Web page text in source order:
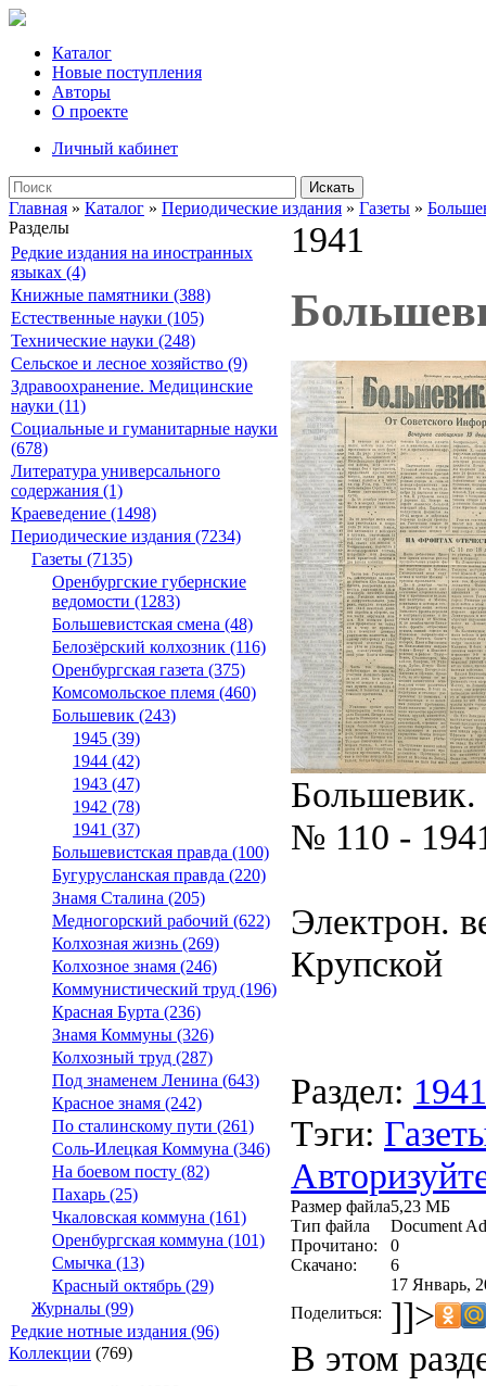
Каталог
Новые поступления
Авторы
О проекте
Личный кабинет
Искать
Главная » Каталог » Периодические издания » Газеты »
Разделы
Редкие издания на иностранных
языках (4)
Книжные памятники (388)
Естественные науки (105)
Технические науки (248)
Сельское и лесное хозяйство (9)
Здравоохранение. Медицинские
науки (11)
Социальные и гуманитарные науки
(678)
Литература универсального
содержания (1)
Краеведение (1498)
Периодические издания (7234)
Газеты (7135)
Оренбургские губернские
ведомости (1283)
Большевистская смена (48)
Белозёрский колхозник (116)
Оренбургская газета (375)
Комсомольское племя (460)
Большевик (243)
1945 (39)
1944 (42)
1943 (47)
1942 (78)
1941 (37)
Большевистская правда (100)
Бугурусланская правда (220)
Знамя Сталина (205)
Медногорский рабочий (622)
Колхозная жизнь (269)
Колхозное знамя (246)
Коммунистический труд (196)
Красная Бурта (236)
Знамя Коммуны (326)
Колхозный труд (287)
Под знаменем Ленина (643)
Красное знамя (242)
По сталинскому пути (261)
Соль-Илецкая Коммуна (346)
На боевом посту (82)
Пахарь (25)
Чкаловская коммуна (161)
Оренбургская коммуна (101)
Смычка (13)
Красный октябрь (29)
Журналы (99)
Редкие нотные издания (96)
Коллекции (769)
1941
Большевик.
№ 110 -
Электрон.
Крупской
Раздел: 1941
Тэги:
Размер файла5,23 МБ
Тип файла
Document
Прочитано:
0
Скачано:
6
17 Январь,
Поделиться: ]]>
В этом